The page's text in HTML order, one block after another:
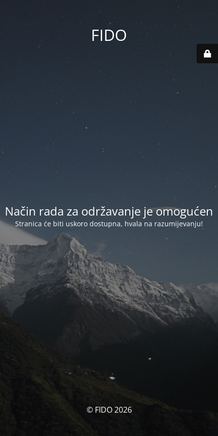
FIDO
Način rada za održavanje je omogućen
Stranica će biti uskoro dostupna, hvala na razumijevanju!
© FIDO 2026